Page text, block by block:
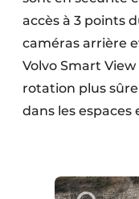
accès à 3 points
caméras arrière
Volvo Smart
rotation plus
dans les espaces